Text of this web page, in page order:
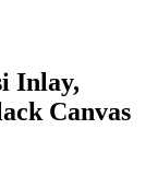
Inlay,
Canvas